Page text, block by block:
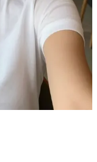
Вона блондинка,
вас
почати розмову.